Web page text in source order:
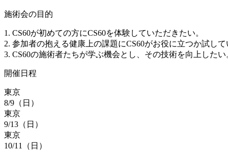
施術会の目的
1. CS60が初めての方にCS60を体験していただきたい。
2. 参加者の抱える健康上の課題にCS60がお役に立つか試して
3. CS60の施術者たちが学ぶ機会とし、その技術を向上したい
開催日程
東京
8/9 （日）
東京
9/13 （日）
東京
10/11
（日）